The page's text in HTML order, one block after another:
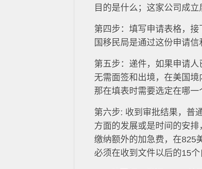
目的是什么；这家公司成
第四步：填写申请表格，
国移民局是通过这份申请信
第五步：递件，如果申请
无需面签和出境，在美国
那在填表时需要选定在哪一
第六步: 收到审批结果，普
方面的发展或是时间的安
缴纳额外的加急费，在825
必须在收到文件以后的15